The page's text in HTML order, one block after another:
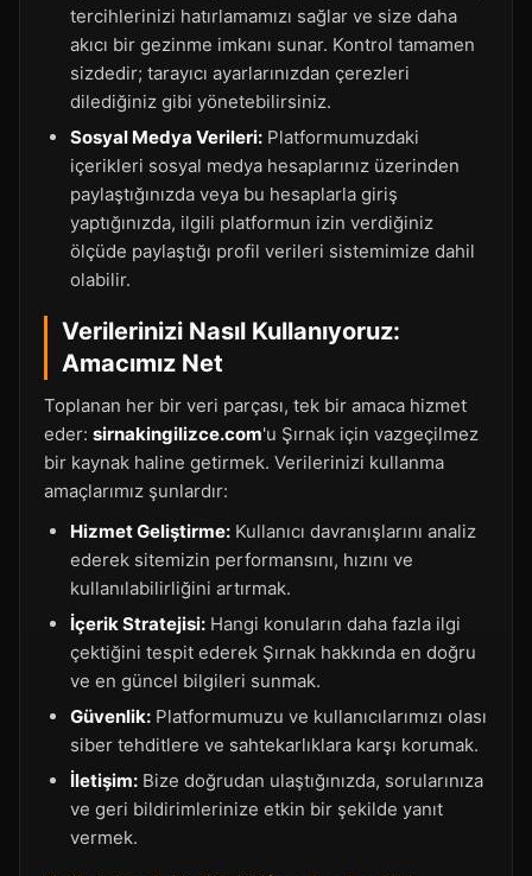
tercihlerinizi hatırlamamızı sağlar ve size daha
akıcı bir gezinme imkanı sunar. Kontrol tamamen
sizdedir; tarayıcı ayarlarınızdan çerezleri
dilediğiniz gibi yönetebilirsiniz.
Sosyal Medya Verileri: Platformumuzdaki
içerikleri sosyal medya hesaplarınız üzerinden
paylaştığınızda veya bu hesaplarla giriş
yaptığınızda, ilgili platformun izin verdiğiniz
ölçüde paylaştığı profil verileri sistemimize dahil
olabilir.
Verilerinizi Nasıl Kullanıyoruz:
Amacımız Net
Toplanan her bir veri parçası, tek bir amaca hizmet
eder: sirnakingilizce.com'u Şırnak için vazgeçilmez
bir kaynak haline getirmek. Verilerinizi kullanma
amaçlarımız şunlardır:
Hizmet Geliştirme: Kullanıcı davranışlarını analiz
ederek sitemizin performansını, hızını ve
kullanılabilirliğini artırmak.
İçerik Stratejisi: Hangi konuların daha fazla ilgi
çektiğini tespit ederek Şırnak hakkında en doğru
ve en güncel bilgileri sunmak.
Güvenlik: Platformumuzu ve kullanıcılarımızı olası
siber tehditlere ve sahtekarlıklara karşı korumak.
İletişim: Bize doğrudan ulaştığınızda, sorularınıza
ve geri bildirimlerinize etkin bir şekilde yanıt
vermek.